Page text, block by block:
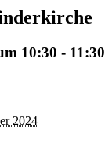
10:30 - 11:30
2024